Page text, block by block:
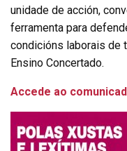
unidade de acción,
ferramenta para
condicións laborais de
Ensino Concertado.
Accede ao